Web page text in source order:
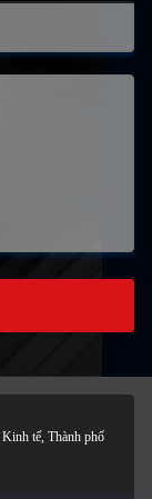
tế, Thành phố